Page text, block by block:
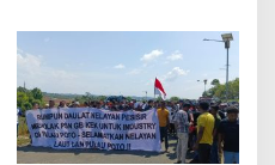
Peringatan HUT RI 2026